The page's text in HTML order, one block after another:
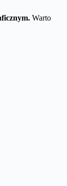
Warto